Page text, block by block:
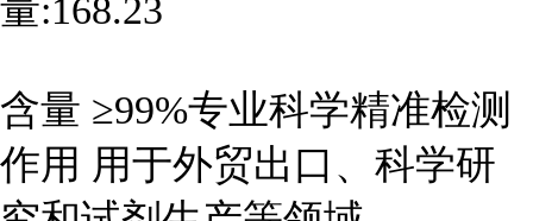
量:168.23
含量 ≥99%专业科学精准检测
作用 用于外贸出口、科学研